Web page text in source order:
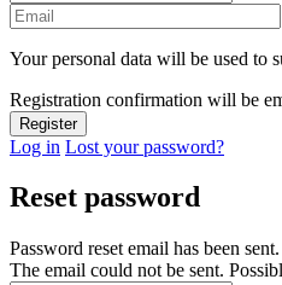
Your personal data will be used to
Registration confirmation will be
Log in Lost your password?
Reset password
Password reset email has been sent.
The email could not be sent.